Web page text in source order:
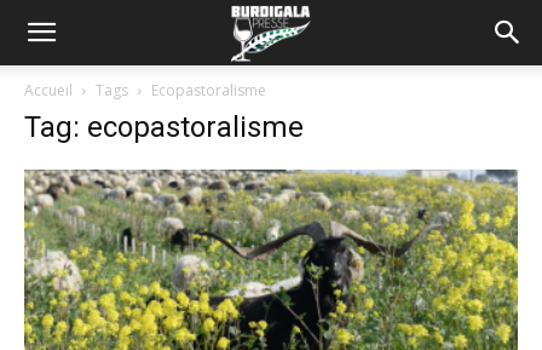
Accueil Tags Ecopastoralisme
Tag: ecopastoralisme